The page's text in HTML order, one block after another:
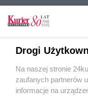
CZYTAJ TAKŻE
Zatrzymany
pędził z prędkością
Pasażer pirat
Drogi
Na naszej stronie
zaufanych partnerów
informacje na